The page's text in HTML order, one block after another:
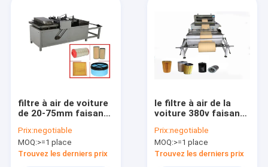
filtre à air de voiture
de 20-75mm faisant
atmosphérique de la
machine 780kg
0.5Mpa
Prix:negotiable
MOQ:>=1 place
Trouvez les derniers prix
le filtre à air de la
voiture 380v faisant
fondent non soufflé
le textile tissé
faisant la machine
Prix:negotiable
MOQ:>=1 place
Trouvez les derniers prix